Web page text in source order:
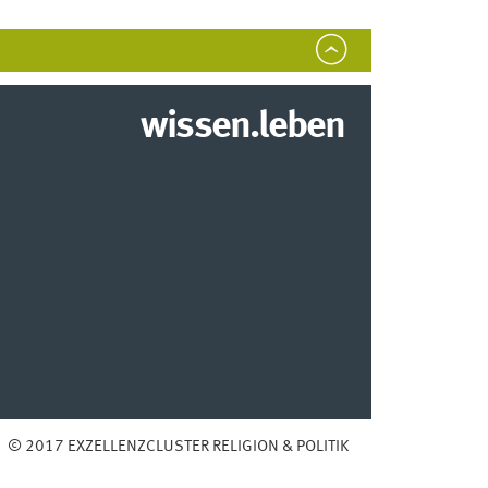
wissen.leben
© 2017 EXZELLENZCLUSTER RELIGION & POLITIK